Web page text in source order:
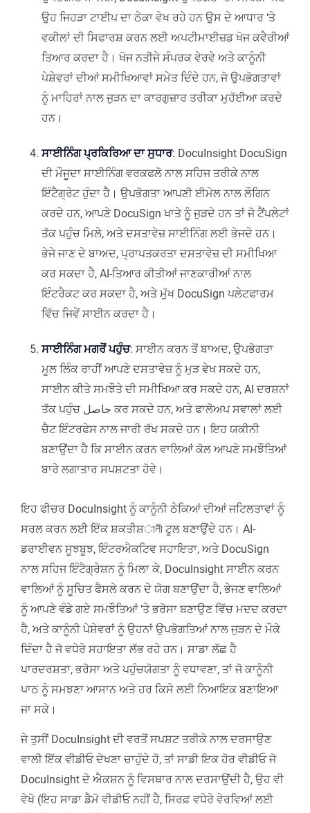
ਉਹ ਜਿਹੜਾ ਟਾਈਪ ਦਾ ਠੇਕਾ ਵੇਖ ਰਹੇ ਹਨ ਉਸ ਦੇ ਆਧਾਰ ‘ਤੇ
ਵਕੀਲਾਂ ਦੀ ਸਿਫਾਰਸ਼ ਕਰਨ ਲਈ ਅਪਟੀਮਾਈਜ਼ਡ ਖੋਜ ਕਵੈਰੀਆਂ
ਤਿਆਰ ਕਰਦਾ ਹੈ। ਖੋਜ ਨਤੀਜੇ ਸੰਪਰਕ ਵੇਰਵੇ ਅਤੇ ਕਾਨੂੰਨੀ
ਪੇਸ਼ੇਵਰਾਂ ਦੀਆਂ ਸਮੀਖਿਆਵਾਂ ਸਮੇਤ ਦਿੰਦੇ ਹਨ, ਜੋ ਉਪਭੋਗਤਾਵਾਂ
ਨੂੰ ਮਾਹਿਰਾਂ ਨਾਲ ਜੁੜਨ ਦਾ ਕਾਰਗੁਜ਼ਾਰ ਤਰੀਕਾ ਮੁਹੱਈਆ ਕਰਦੇ
ਹਨ।
ਸਾਈਨਿੰਗ ਪ੍ਰਕਿਰਿਆ ਦਾ ਸੁਧਾਰ: DocuInsight DocuSign
ਦੀ ਮੌਜੂਦਾ ਸਾਈਨਿੰਗ ਵਰਕਫਲੋ ਨਾਲ ਸਹਿਜ ਤਰੀਕੇ ਨਾਲ
ਇੰਟੈਗ੍ਰੇਟ ਹੁੰਦਾ ਹੈ। ਉਪਭੋਗਤਾ ਆਪਣੀ ਈਮੇਲ ਨਾਲ ਲੌਗਿਨ
ਕਰਦੇ ਹਨ, ਆਪਣੇ DocuSign ਖਾਤੇ ਨੂੰ ਜੁੜਦੇ ਹਨ ਤਾਂ ਜੋ ਟੈਂਪਲੇਟਾਂ
ਤੱਕ ਪਹੁੰਚ ਮਿਲੇ, ਅਤੇ ਦਸਤਾਵੇਜ਼ ਸਾਈਨਿੰਗ ਲਈ ਭੇਜਦੇ ਹਨ।
ਭੇਜੇ ਜਾਣ ਦੇ ਬਾਅਦ, ਪ੍ਰਾਪਤਕਰਤਾ ਦਸਤਾਵੇਜ਼ ਦੀ ਸਮੀਖਿਆ
ਕਰ ਸਕਦਾ ਹੈ, AI-ਤਿਆਰ ਕੀਤੀਆਂ ਜਾਣਕਾਰੀਆਂ ਨਾਲ
ਇੰਟਰੈਕਟ ਕਰ ਸਕਦਾ ਹੈ, ਅਤੇ ਮੁੱਖ DocuSign ਪਲੇਟਫਾਰਮ
ਵਿੱਚ ਜਿਵੇਂ ਸਾਈਨ ਕਰਦਾ ਹੈ।
ਸਾਈਨਿੰਗ ਮਗਰੋਂ ਪਹੁੰਚ: ਸਾਈਨ ਕਰਨ ਤੋਂ ਬਾਅਦ, ਉਪਭੋਗਤਾ
ਮੂਲ ਲਿੰਕ ਰਾਹੀਂ ਆਪਣੇ ਦਸਤਾਵੇਜ਼ ਨੂੰ ਮੁੜ ਵੇਖ ਸਕਦੇ ਹਨ,
ਸਾਈਨ ਕੀਤੇ ਸਮਝੌਤੇ ਦੀ ਸਮੀਖਿਆ ਕਰ ਸਕਦੇ ਹਨ, AI ਦਰਸ਼ਨਾਂ
ਤੱਕ ਪਹੁੰਚ حاصل ਕਰ ਸਕਦੇ ਹਨ, ਅਤੇ ਫਾਲੋਅਪ ਸਵਾਲਾਂ ਲਈ
ਚੈਟ ਇੰਟਰਫੇਸ ਨਾਲ ਜਾਰੀ ਰੱਖ ਸਕਦੇ ਹਨ। ਇਹ ਯਕੀਨੀ
ਬਣਾਉਂਦਾ ਹੈ ਕਿ ਸਾਈਨ ਕਰਨ ਵਾਲਿਆਂ ਕੋਲ ਆਪਣੇ ਸਮਝੌਤਿਆਂ
ਬਾਰੇ ਲਗਾਤਾਰ ਸਪਸ਼ਟਤਾ ਹੋਵੇ।
ਇਹ ਫੀਚਰ DocuInsight ਨੂੰ ਕਾਨੂੰਨੀ ਠੇਕਿਆਂ ਦੀਆਂ ਜਟਿਲਤਾਵਾਂ ਨੂੰ
ਸਰਲ ਕਰਨ ਲਈ ਇੱਕ ਸ਼ਕਤੀਸ਼ালী ਟੂਲ ਬਣਾਉਂਦੇ ਹਨ। AI-
ਡਰਾਈਵਨ ਸੂਝਬੂਝ, ਇੰਟਰਐਕਟਿਵ ਸਹਾਇਤਾ, ਅਤੇ DocuSign
ਨਾਲ ਸਹਿਜ ਇੰਟੈਗ੍ਰੇਸ਼ਨ ਨੂੰ ਮਿਲਾ ਕੇ, DocuInsight ਸਾਈਨ ਕਰਨ
ਵਾਲਿਆਂ ਨੂੰ ਸੂਚਿਤ ਫੈਸਲੇ ਕਰਨ ਦੇ ਯੋਗ ਬਣਾਉਂਦਾ ਹੈ, ਭੇਜਣ ਵਾਲਿਆਂ
ਨੂੰ ਆਪਣੇ ਵੰਡੇ ਗਏ ਸਮਝੌਤਿਆਂ ‘ਤੇ ਭਰੋਸਾ ਬਣਾਉਣ ਵਿੱਚ ਮਦਦ ਕਰਦਾ
ਹੈ, ਅਤੇ ਕਾਨੂੰਨੀ ਪੇਸ਼ੇਵਰਾਂ ਨੂੰ ਉਹਨਾਂ ਉਪਭੋਗਤਿਆਂ ਨਾਲ ਜੁੜਨ ਦੇ ਮੌਕੇ
ਦਿੰਦਾ ਹੈ ਜੋ ਵਧੇਰੇ ਸਹਾਇਤਾ ਲੱਭ ਰਹੇ ਹਨ। ਸਾਡਾ ਲੱਛ ਹੈ
ਪਾਰਦਰਸ਼ਤਾ, ਭਰੋਸਾ ਅਤੇ ਪਹੁੰਚਯੋਗਤਾ ਨੂੰ ਵਧਾਵਣਾ, ਤਾਂ ਜੋ ਕਾਨੂੰਨੀ
ਪਾਠ ਨੂੰ ਸਮਝਣਾ ਆਸਾਨ ਅਤੇ ਹਰ ਕਿਸੇ ਲਈ ਨਿਆਇਕ ਬਣਾਇਆ
ਜਾ ਸਕੇ।
ਜੇ ਤੁਸੀਂ DocuInsight ਦੀ ਵਰਤੋਂ ਸਪਸ਼ਟ ਤਰੀਕੇ ਨਾਲ ਦਰਸਾਉਣ
ਵਾਲੀ ਇੱਕ ਵੀਡੀਓ ਦੇਖਣਾ ਚਾਹੁੰਦੇ ਹੋ, ਤਾਂ ਸਾਡੀ ਇਕ ਹੋਰ ਵੀਡੀਓ ਜੋ
DocuInsight ਦੇ ਐਕਸ਼ਨ ਨੂੰ ਵਿਸਥਾਰ ਨਾਲ ਦਰਸਾਉਂਦੀ ਹੈ, ਉਹ ਵੀ
ਵੇਖੋ (ਇਹ ਸਾਡਾ ਡੈਮੋ ਵੀਡੀਓ ਨਹੀਂ ਹੈ, ਸਿਰਫ਼ ਵਧੇਰੇ ਵੇਰਵਿਆਂ ਲਈ